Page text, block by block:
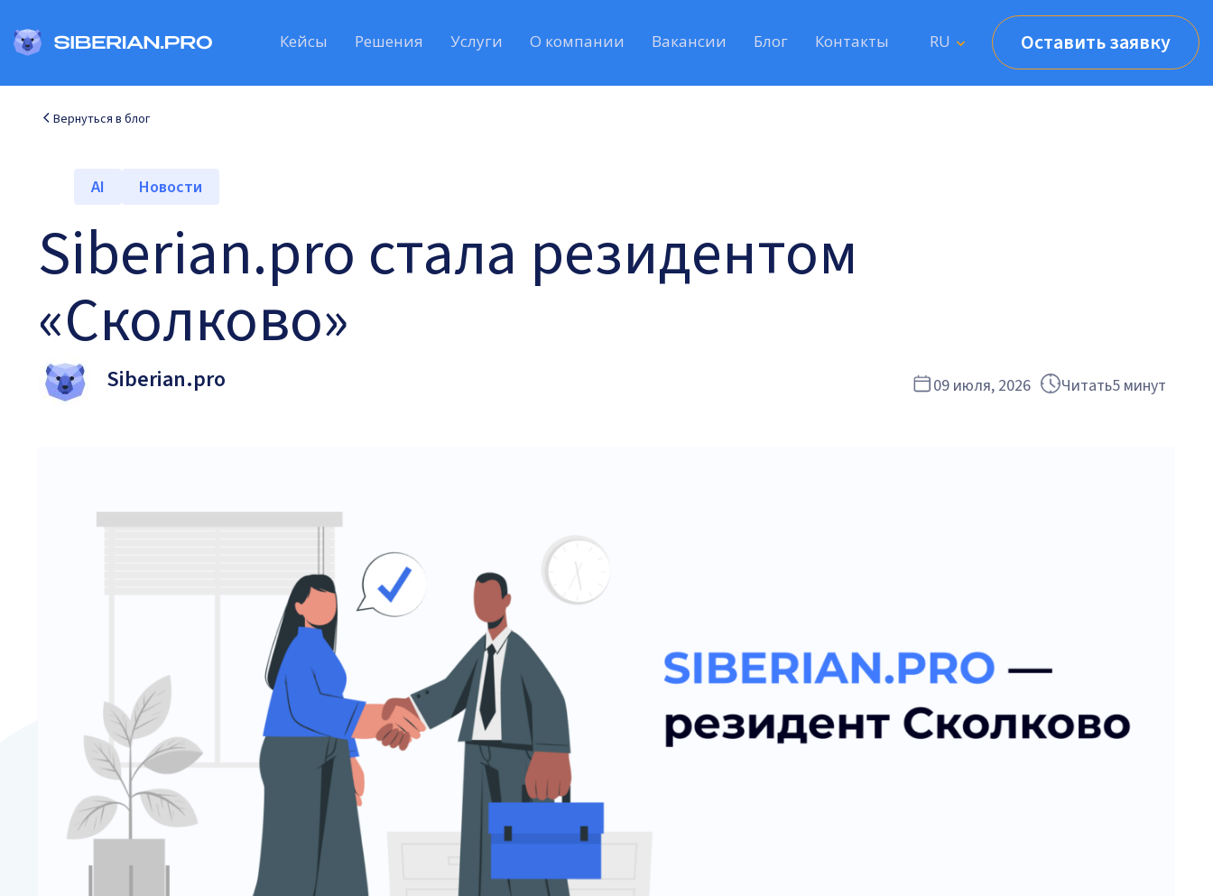
Кейсы Решения Услуги О компании Вакансии Блог Контакты RU Оставить заявку
Вернуться в блог
AI Новости
Siberian.pro стала резидентом
«Сколково»
Siberian.pro 09 июля, 2026 Читать5 минут